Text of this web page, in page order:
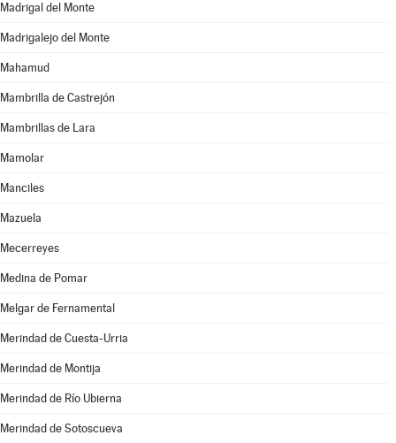
Madrigal del Monte
Madrigalejo del Monte
Mahamud
Mambrilla de Castrejón
Mambrillas de Lara
Mamolar
Manciles
Mazuela
Mecerreyes
Medina de Pomar
Melgar de Fernamental
Merindad de Cuesta-Urria
Merindad de Montija
Merindad de Río Ubierna
Merindad de Sotoscueva